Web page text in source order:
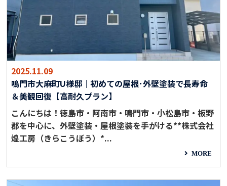
2025.11.09
鳴門市大麻町U様邸｜初めての屋根･外壁塗装で長寿命
＆美観回復【高耐久プラン】
こんにちは！徳島市・阿南市・鳴門市・小松島市・板野
郡を中心に、外壁塗装・屋根塗装を手がける**株式会社
煌工房（きらこうぼう）*...
MORE